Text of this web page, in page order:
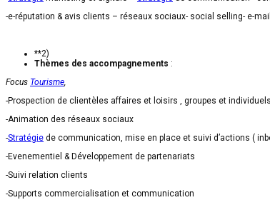
-e-réputation & avis clients – réseaux sociaux- social selling- e-
**2)
Thèmes des accompagnements :
Focus Tourisme,
-Prospection de clientèles affaires et loisirs , groupes et
-Animation des réseaux sociaux
-Stratégie de communication, mise en place et suivi d’actions (
-Evenementiel & Développement de partenariats
-Suivi relation clients
-Supports commercialisation et communication